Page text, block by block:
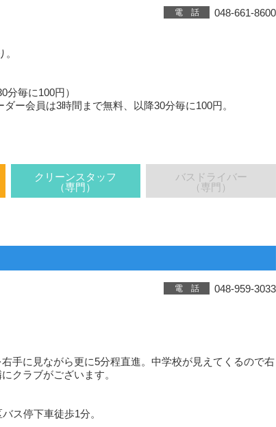
電 話 048-661-8600
毎に100円）
ー会員は3時間まで無料、以降30分毎に100円。
クリーンスタッフ
（専門）
バスドライバー
（専門）
電 話 048-959-3033
手に見ながら更に5分程直進。中学校が見えてくるので右
クラブがございます。
ス停下車徒歩1分。